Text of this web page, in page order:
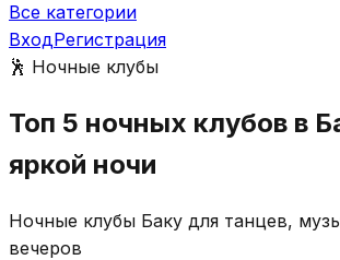
Все категории
ВходРегистрация
🕺 Ночные клубы
Топ 5 ночных клубов в
яркой ночи
Ночные клубы Баку для танцев,
вечеров